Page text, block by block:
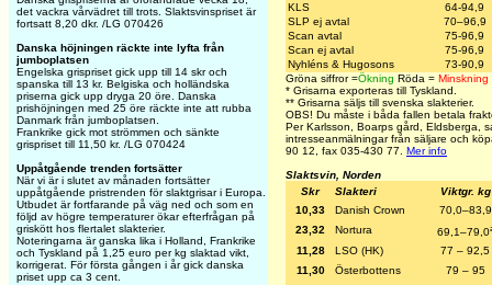
det vackra vårvädret till trots. Slaktsvinspriset är
fortsatt 8,20 dkr. /LG 070426
Danska höjningen räckte inte lyfta från
jumboplatsen
Engelska grispriset gick upp till 14 skr och
spanska till 13 kr. Belgiska och holländska
priserna gick upp dryga 20 öre. Danska
prishöjningen med 25 öre räckte inte att rubba
Danmark från jumboplatsen.
Frankrike gick mot strömmen och sänkte
grispriset till 11,50 kr. /LG 070424
Uppåtgående trenden fortsätter
När vi är i slutet av månaden fortsätter
uppåtgående pristrenden för slaktgrisar i Europa.
Utbudet är fortfarande på väg ned och som en
följd av högre temperaturer ökar efterfrågan på
griskött hos flertalet slakterier.
Noteringarna är ganska lika i Holland, Frankrike
och Tyskland på 1,25 euro per kg slaktad vikt,
korrigerat. För första gången i år gick danska
priset upp ca 3 cent.
KLS
64-94,9
SLP ej avtal
70–96,9
Scan avtal
75-96,9
Scan ej avtal
75-96,9
Nyhléns & Hugosons
73-90,9
Gröna siffror =Ökning Röda = Minskning
* Grisarna exporteras till Tyskland.
** Grisarna säljs till svenska slakterier.
OBS! Du måste i båda fallen betala
Per Karlsson, Boarps gård, Eldsberga,
intresseanmälningar från säljare och
90 12, fax 035-430 77. Mer info
Slaktsvin, Norden
Skr
Slakteri
Viktgr. kg
10,33
Danish Crown
70,0–83,9
23,32
Nortura 69,1–79,0
11,28 LSO (HK)
77 – 92,5
11,30
Österbottens
79 – 95